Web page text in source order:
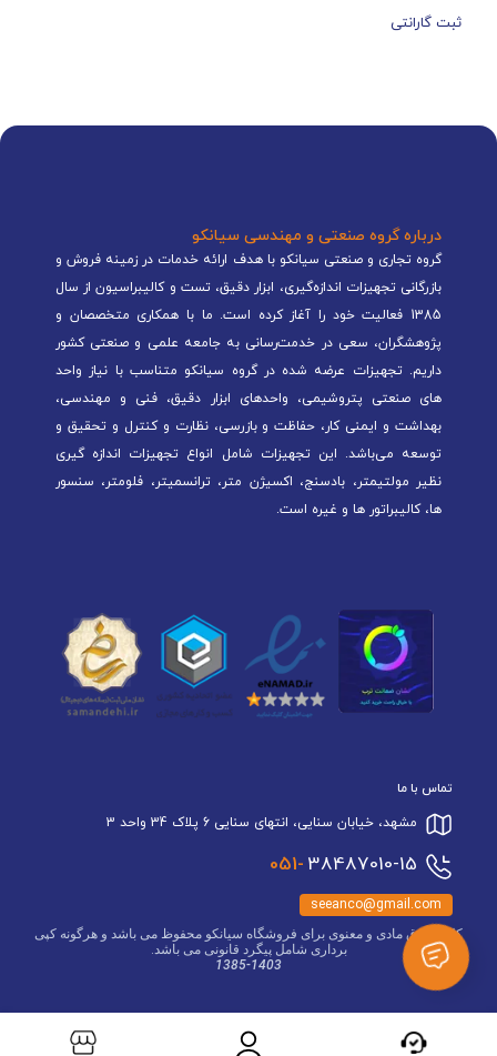
ثبت گارانتی
درباره گروه صنعتی و مهندسی سیانکو
گروه تجاری و صنعتی سیانکو با هدف ارائه خدمات در زمینه فروش و
بازرگانی تجهیزات اندازه‌گیری، ابزار دقیق، تست و کالیبراسیون از سال
1385 فعالیت خود را آغاز کرده است. ما با همکاری متخصصان و
پژوهشگران، سعی در خدمت‌رسانی به جامعه علمی و صنعتی کشور
داریم. تجهیزات عرضه شده در گروه سیانکو متناسب با نیاز واحد
های صنعتی پتروشیمی، واحدهای ابزار دقیق، فنی و مهندسی،
بهداشت و ایمنی کار، حفاظت و بازرسی، نظارت و کنترل و تحقیق و
توسعه می‌باشد. این تجهیزات شامل انواع تجهیزات اندازه گیری
نظیر مولتیمتر، بادسنج، اکسیژن متر، ترانسمیتر، فلومتر، سنسور
ها، کالیبراتور ها و غیره است.
تماس با ما
مشهد، خیابان سنایی، انتهای سنایی 6 پلاک 34 واحد 3
051- 38487010-15
seeanco@gmail.com
کلیه حقوق مادی و معنوی برای فروشگاه سیانکو محفوظ می باشد و هرگونه کپی
برداری شامل پیگرد قانونی می باشد.
1385-1403